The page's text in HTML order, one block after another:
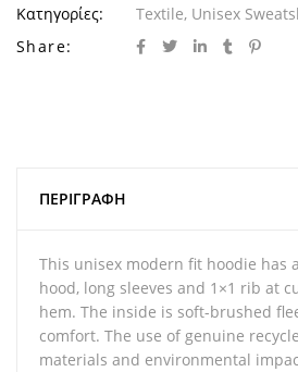
Κατηγορίες:
Textile, Unisex
Share:
ΠΕΡΙΓΡΑΦΉ
This unisex modern fit hoodie has
hood, long sleeves and 1×1 rib at
hem. The inside is soft-brushed
comfort. The use of genuine
materials and environmental